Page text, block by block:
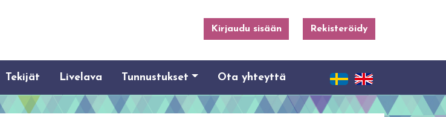
Kirjaudu sisään Rekisteröidy
Tekijät Livelava Tunnustukset Ota yhteyttä